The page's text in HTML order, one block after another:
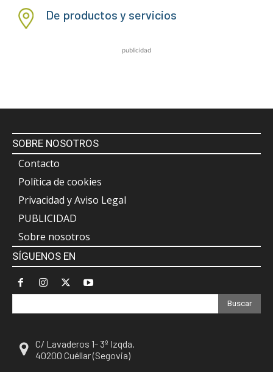
De productos y servicios
publicidad
SOBRE NOSOTROS
Contacto
Política de cookies
Privacidad y Aviso Legal
PUBLICIDAD
Sobre nosotros
SÍGUENOS EN
Buscar
C/ Lavaderos 1- 3º Izqda.
40200 Cuéllar (Segovia)